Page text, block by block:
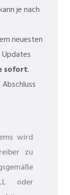
je nach
neuesten
sofort.
wird
zu
oder